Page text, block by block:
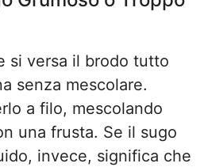
si versa il brodo tutto
senza mescolare.
a filo, mescolando
una frusta. Se il sugo
invece, significa che